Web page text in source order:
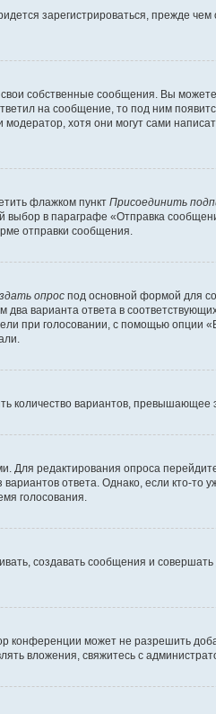
зарегистрироваться, прежде
собственные сообщения. Вы
на сообщение, то под ним
хотя они могут сами
флажком пункт Присоединить
в параграфе «Отправка
отправки сообщения.
опрос под основной формой для
варианта ответа в
при голосовании, с помощью опции
количество вариантов,
редактирования опроса
ответа. Однако, если кто-
голосования.
создавать сообщения и
конференции может не разрешить
вложения, свяжитесь с